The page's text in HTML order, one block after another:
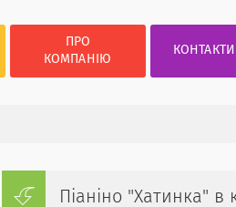
ПРО
КОМПАНІЮ
КОНТАКТИ
Піаніно "Хатинка" в